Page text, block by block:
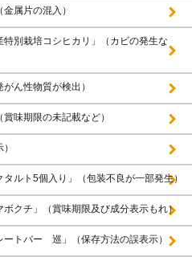
属片の混入）
別栽培コシヒカリ」（カビの発生な
ん性物質が検出）
味期限の未記載など）
ルト5個入り」（包装不良が一部発生）
クチ」（賞味期限及び成分表示もれ）
トバー 巡」（保存方法の誤表示）